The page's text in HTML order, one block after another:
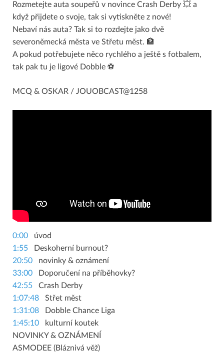
Rozmetejte auta soupeřů v novince Crash Derby 💥 a
když přijdete o svoje, tak si vytiskněte z nové!
Nebaví nás auta? Tak si to rozdejte jako dvě
severoněmecká města ve Střetu měst. 🏦
A pokud potřebujete něco rychlého a ještě s fotbalem,
tak pak tu je ligové Dobble ⚽
MCQ & OSKAR / JOUOBCAST@1258
0:00 úvod
1:55 Deskoherní burnout?
20:50 novinky & oznámení
33:00 Doporučení na příběhovky?
42:55 Crash Derby
1:07:48 Střet měst
1:31:08 Dobble Chance Liga
1:45:10 kulturní koutek
NOVINKY & OZNÁMENÍ
ASMODEE (Bláznivá věž)